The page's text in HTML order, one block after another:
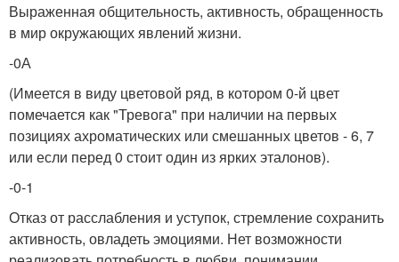
Выраженная общительность, активность, обращенность
в мир окружающих явлений жизни.
-0А
(Имеется в виду цветовой ряд, в котором 0-й цвет
помечается как "Тревога" при наличии на первых
позициях ахроматических или смешанных цветов - 6, 7
или если перед 0 стоит один из ярких эталонов).
-0-1
Отказ от расслабления и уступок, стремление сохранить
активность, овладеть эмоциями. Нет возможности